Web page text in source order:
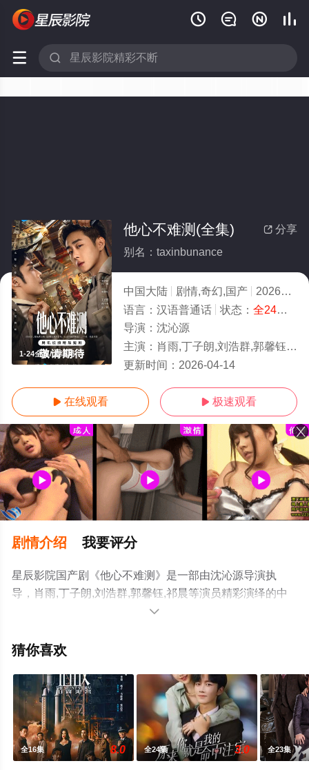
   
 
1-24全集/大结局
 分享
他心不难测(全集)
别名：taxinbunance
中国大陆 剧情,奇幻,国产 2026
8.0
语言： 汉语普通话 状态： 全24集
导演： 沈沁源
主演： 肖雨,丁子朗,刘浩群,郭馨钰,祁晨
更新时间： 2026-04-14
 在线观看  极速观看
剧情介绍 我要评分
星辰影院国产剧《他心不难测》是一部由沈沁源导演执
导，肖雨,丁子朗,刘浩群,郭馨钰,祁晨等演员精彩演绎的中
国大陆电视剧，大结局剧情已揭晓（1-24全集），手机免
相关信息可移步至豆瓣电视剧、电视猫或剧情网等平台了

猜你喜欢
全16集 8.0 全24集 3.0 全23集